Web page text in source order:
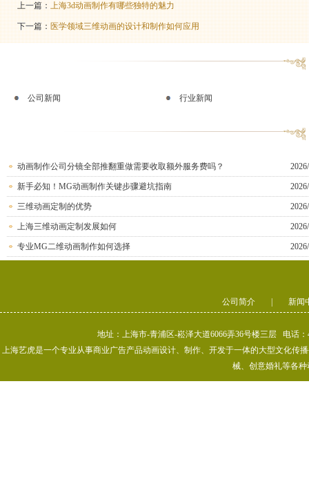
上一篇：上海3d动画制作有哪些独特的魅力
下一篇：医学领域三维动画的设计和制作如何应用
公司新闻 行业新闻
动画制作公司分镜全部推翻重做需要收取额外服务费吗？
新手必知！MG动画制作关键步骤避坑指南
三维动画定制的优势
上海三维动画定制发展如何
专业MG二维动画制作如何选择
公司简介 新闻
地址：上海市-青浦区-崧泽大道6066弄36号楼三层 电话
上海艺虎是一个专业从事商业广告产品动画设计、制作、开发于一体的大型文化传
械、创意婚礼等各